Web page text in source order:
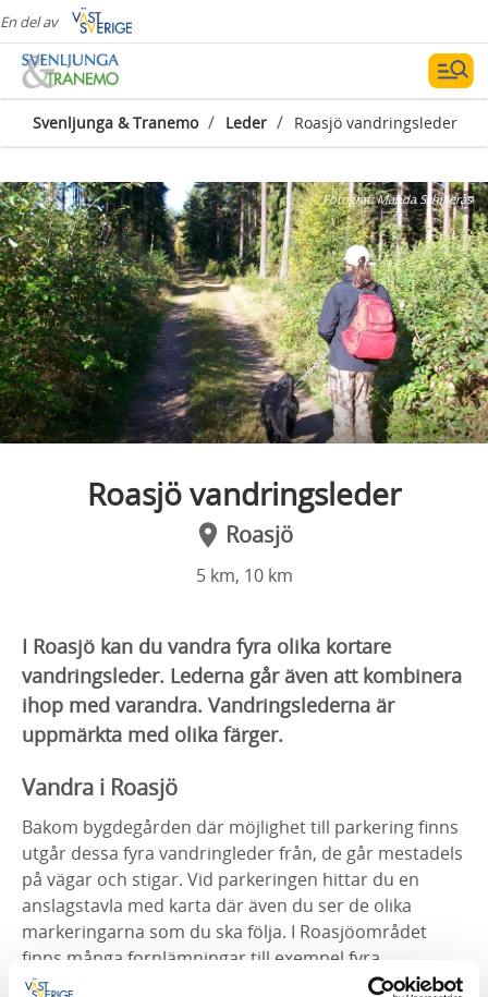
En del av
Svenljunga & Tranemo / Leder / Roasjö vandringsleder
Fotograf:Manda Schillerås
Roasjö vandringsleder
Roasjö
5 km, 10 km
I Roasjö kan du vandra fyra olika kortare
vandringsleder. Lederna går även att kombinera
ihop med varandra. Vandringslederna är
uppmärkta med olika färger.
Vandra i Roasjö
Bakom bygdegården där möjlighet till parkering finns
utgår dessa fyra vandringleder från, de går mestadels
på vägar och stigar. Vid parkeringen hittar du en
anslagstavla med karta där även du ser de olika
markeringarna som du ska följa. I Roasjöområdet
finns många fornlämningar till exempel fyra
bronsåldersrösen, flera domarringar och fornåkrar.